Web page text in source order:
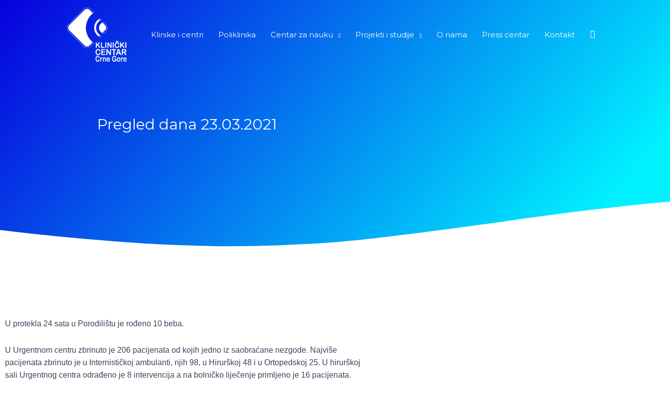
Klinike i centri Poliklinika Centar za nauku Projekti i studije O nama Press centar Kontakt Pretraga
Pregled dana 23.03.2021
U protekla 24 sata u Porodilištu je rođeno 10 beba.
U Urgentnom centru zbrinuto je 206 pacijenata od kojih jedno iz saobraćane nezgode. Najviše
pacijenata zbrinuto je u Internističkoj ambulanti, njih 98, u Hirurškoj 48 i u Ortopedskoj 25. U hirurškoj
sali Urgentnog centra odrađeno je 8 intervencija a na bolničko liječenje primljeno je 16 pacijenata.